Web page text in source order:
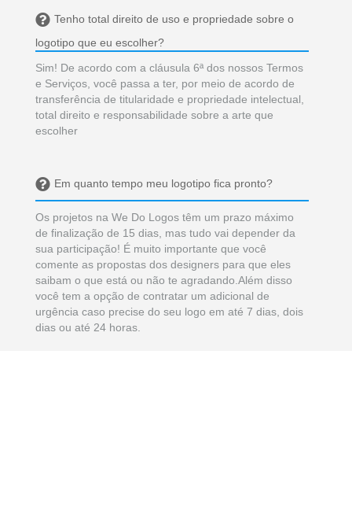
Tenho total direito de uso e propriedade sobre o
logotipo que eu escolher?
Sim! De acordo com a cláusula 6ª dos nossos Termos
e Serviços, você passa a ter, por meio de acordo de
transferência de titularidade e propriedade intelectual,
total direito e responsabilidade sobre a arte que
escolher
Em quanto tempo meu logotipo fica pronto?
Os projetos na We Do Logos têm um prazo máximo
de finalização de 15 dias, mas tudo vai depender da
sua participação! É muito importante que você
comente as propostas dos designers para que eles
saibam o que está ou não te agradando.Além disso
você tem a opção de contratar um adicional de
urgência caso precise do seu logo em até 7 dias, dois
dias ou até 24 horas.